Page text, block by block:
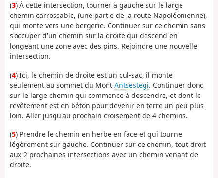
(3) À cette intersection, tourner à gauche sur le large
chemin carrossable, (une partie de la route Napoléonienne),
qui monte vers une bergerie. Continuer sur ce chemin sans
s'occuper d'un chemin sur la droite qui descend en
longeant une zone avec des pins. Rejoindre une nouvelle
intersection.
(4) Ici, le chemin de droite est un cul-sac, il monte
seulement au sommet du Mont Antsestegi. Continuer donc
sur le large chemin qui commence à descendre, et dont le
revêtement est en béton pour devenir en terre un peu plus
loin. Aller jusqu'au prochain croisement de 4 chemins.
(5) Prendre le chemin en herbe en face et qui tourne
légèrement sur gauche. Continuer sur ce chemin, tout droit
aux 2 prochaines intersections avec un chemin venant de
droite.